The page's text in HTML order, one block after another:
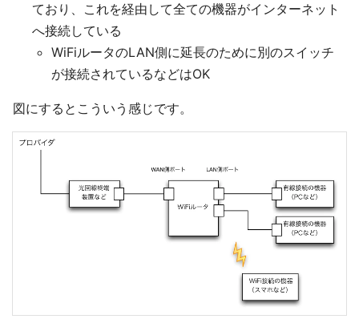
ており、これを経由して全ての機器がインターネット
へ接続している
WiFiルータのLAN側に延長のために別のスイッチ
が接続されているなどはOK
図にするとこういう感じです。